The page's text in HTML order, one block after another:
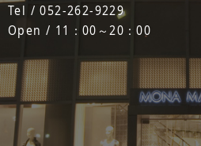
Tel / 052-262-9229
Open / 11：00～20：00